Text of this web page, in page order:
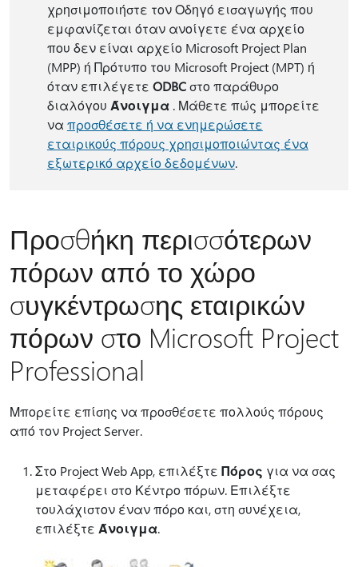
χρησιμοποιήστε τον Οδηγό εισαγωγής που
εμφανίζεται όταν ανοίγετε ένα αρχείο
που δεν είναι αρχείο Microsoft Project Plan
(MPP) ή Πρότυπο του Microsoft Project (MPT) ή
όταν επιλέγετε ODBCστο παράθυρο
διαλόγου Άνοιγμα. Μάθετε πώς μπορείτε
να προσθέσετε ή να ενημερώσετε
εταιρικούς πόρους χρησιμοποιώντας ένα
εξωτερικό αρχείο δεδομένων.
Προσθήκη περισσότερων
πόρων από το χώρο
συγκέντρωσης εταιρικών
πόρων στο Microsoft Project
Professional
Μπορείτε επίσης να προσθέσετε πολλούς πόρους
από τον Project Server.
Στο Project Web App, επιλέξτε Πόρος για να σας
μεταφέρει στο Κέντρο πόρων. Επιλέξτε
τουλάχιστον έναν πόρο και, στη συνέχεια,
επιλέξτε Άνοιγμα.